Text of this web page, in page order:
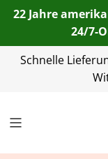
22 Jahre
24/7-
Schnelle
Telefon:
heritage.de|